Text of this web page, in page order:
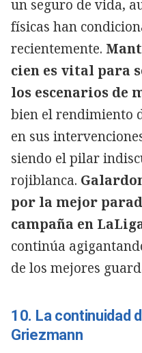
un seguro de vida,
físicas han
recientemente.
cien es vital para
los escenarios de
bien el rendimiento
en sus
siendo el pilar
rojiblanca.
por la mejor
campaña en
continúa
de los mejores
10. La continuidad
Griezmann